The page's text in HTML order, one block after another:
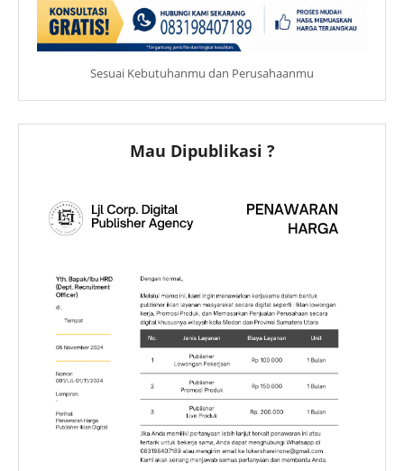
Sesuai Kebutuhanmu dan Perusahaanmu
Mau Dipublikasi ?